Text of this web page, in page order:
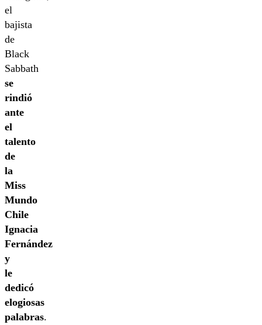
el
bajista
de
Black
Sabbath
se
rindió
ante
el
talento
de
la
Miss
Mundo
Chile
Ignacia
Fernández
y
le
dedicó
elogiosas
palabras.